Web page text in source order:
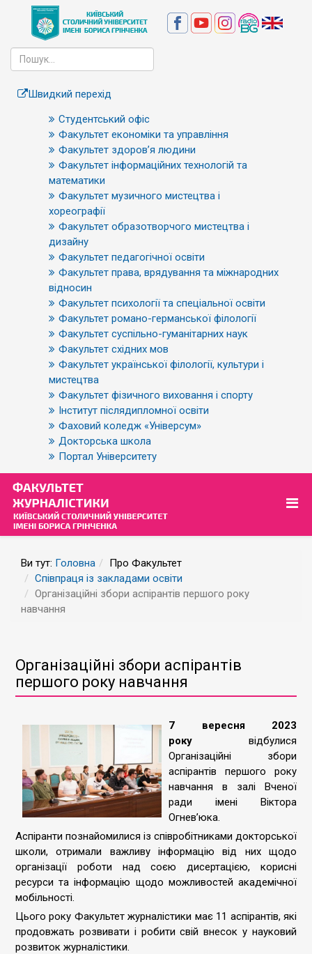
Швидкий перехід
Студентський офіс
Факультет економіки та управління
Факультет здоров’я людини
Факультет інформаційних технологій та
математики
Факультет музичного мистецтва і
хореографії
Факультет образотворчого мистецтва і
дизайну
Факультет педагогічної освіти
Факультет права, врядування та міжнародних
відносин
Факультет психології та спеціальної освіти
Факультет романо-германської філології
Факультет суспільно-гуманітарних наук
Факультет східних мов
Факультет української філології, культури і
мистецтва
Факультет фізичного виховання і спорту
Інститут післядипломної освіти
Фаховий коледж «Універсум»
Докторська школа
Портал Університету
Ви тут: Головна
Про Факультет
Співпраця із закладами освіти
Організаційні збори аспірантів першого року
навчання
Організаційні збори аспірантів
першого року навчання
7 вересня 2023
року відбулися
Організаційні збори
аспірантів першого року
навчання в залі Вченої
ради імені Віктора
Огневʼюка.
Аспіранти познайомилися із співробітниками докторської
школи, отримали важливу інформацію від них щодо
організації роботи над соєю дисертацією, корисні
ресурси та інформацію щодо можливостей академічної
мобільності.
Цього року Факультет журналістики має 11 аспірантів, які
продовжать розвивати і робити свій внесок у науковий
розвиток журналістики.